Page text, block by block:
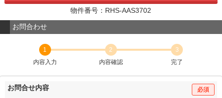
物件番号：RHS-AAS3702
お問合わせ
1
内容入力
2
内容確認
3
完了
お問合せ内容 必須